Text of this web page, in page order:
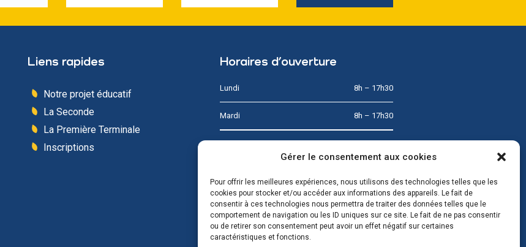
Gérer le consentement aux cookies
Pour offrir les meilleures expériences, nous utilisons des technologies telles que les
cookies pour stocker et/ou accéder aux informations des appareils. Le fait de
consentir à ces technologies nous permettra de traiter des données telles que le
comportement de navigation ou les ID uniques sur ce site. Le fait de ne pas consentir
ou de retirer son consentement peut avoir un effet négatif sur certaines
caractéristiques et fonctions.
Liens rapides
Notre projet éducatif
La Seconde
La Première Terminale
Inscriptions
Horaires d’ouverture
Lundi 8h – 17h30
Mardi 8h – 17h30
Vendredi 8h – 17h30
Samedi & Dimanche Fermé